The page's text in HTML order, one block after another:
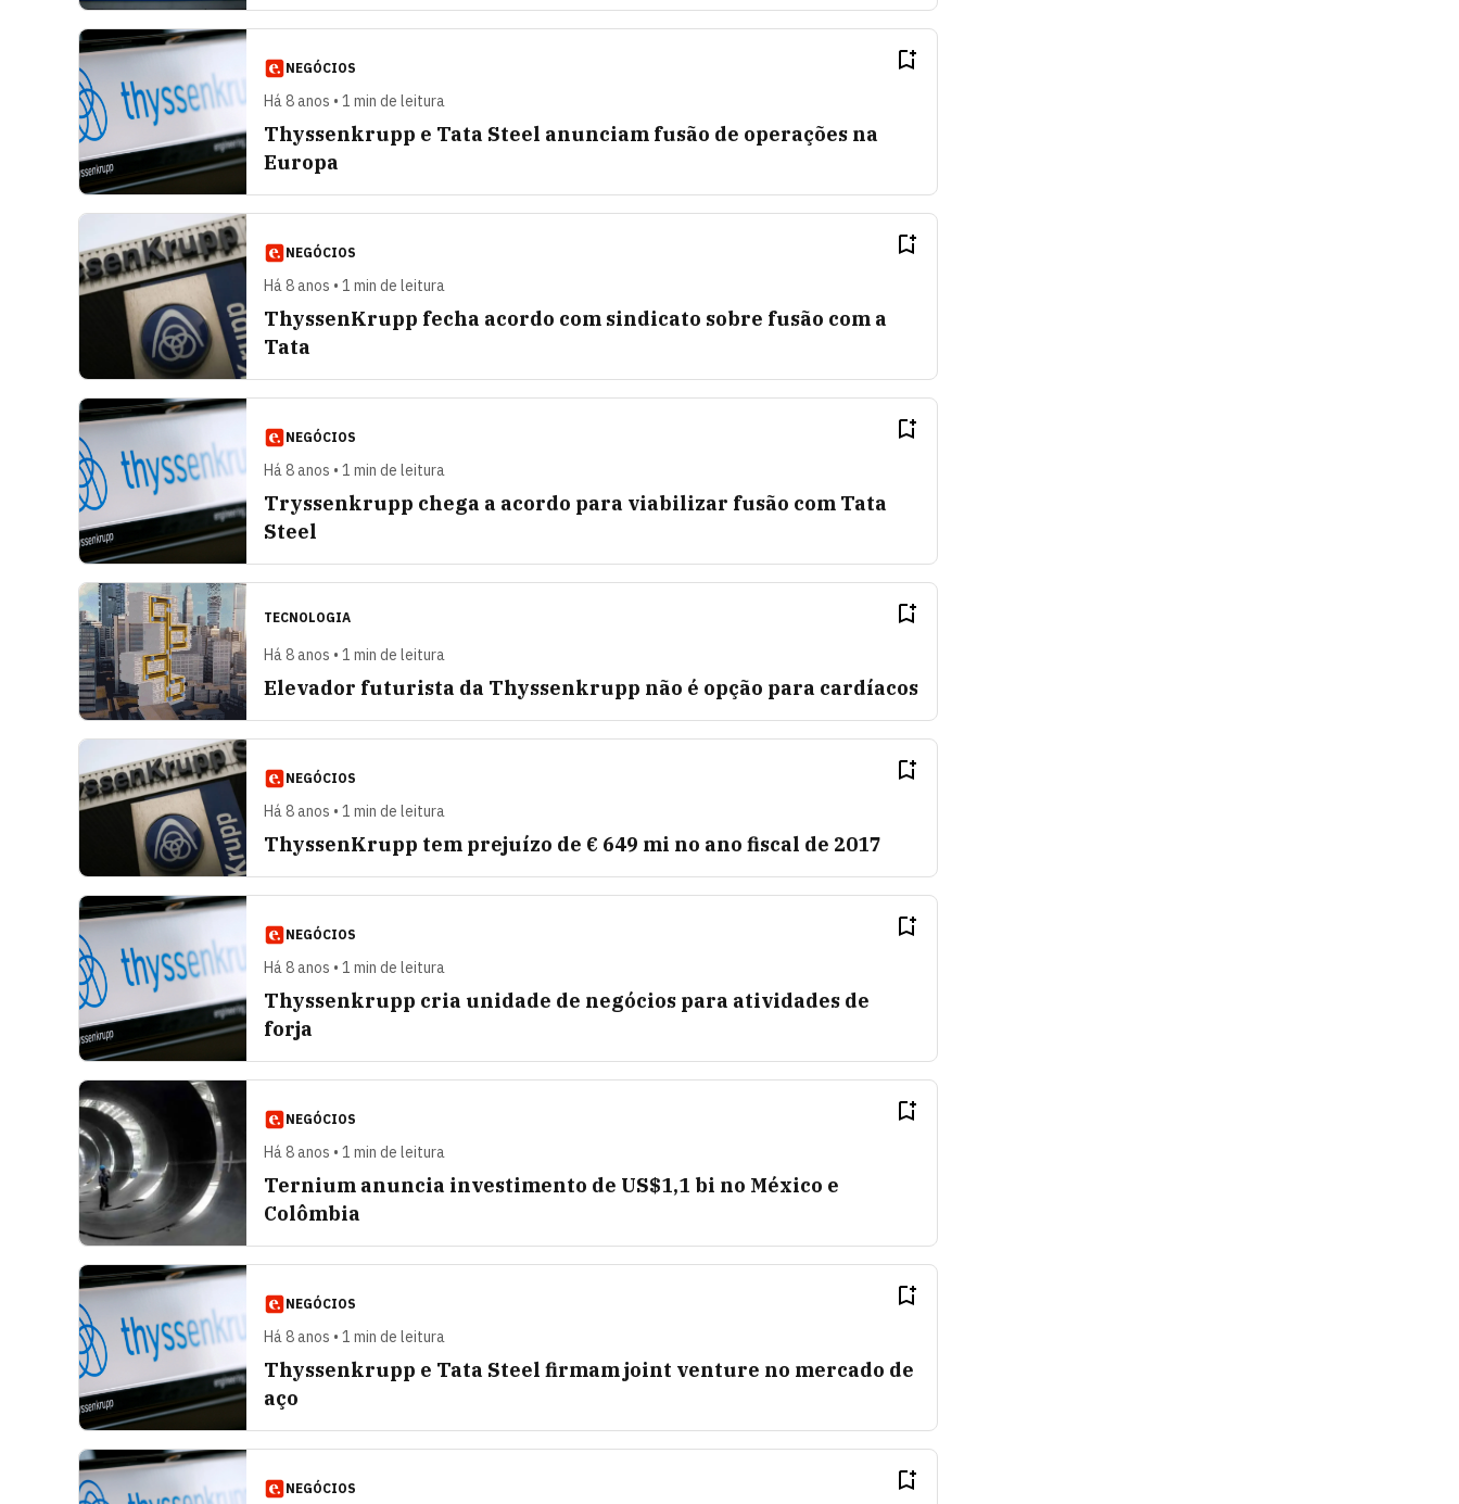
NEGÓCIOS
Há 8 anos • 1 min de leitura
Thyssenkrupp e Tata Steel anunciam fusão de operações na
Europa
NEGÓCIOS
Há 8 anos • 1 min de leitura
ThyssenKrupp fecha acordo com sindicato sobre fusão com a
Tata
NEGÓCIOS
Há 8 anos • 1 min de leitura
Tryssenkrupp chega a acordo para viabilizar fusão com Tata
Steel
TECNOLOGIA
Há 8 anos • 1 min de leitura
Elevador futurista da Thyssenkrupp não é opção para cardíacos
NEGÓCIOS
Há 8 anos • 1 min de leitura
ThyssenKrupp tem prejuízo de € 649 mi no ano fiscal de 2017
NEGÓCIOS
Há 8 anos • 1 min de leitura
Thyssenkrupp cria unidade de negócios para atividades de
forja
NEGÓCIOS
Há 8 anos • 1 min de leitura
Ternium anuncia investimento de US$1,1 bi no México e
Colômbia
NEGÓCIOS
Há 8 anos • 1 min de leitura
Thyssenkrupp e Tata Steel firmam joint venture no mercado de
aço
NEGÓCIOS